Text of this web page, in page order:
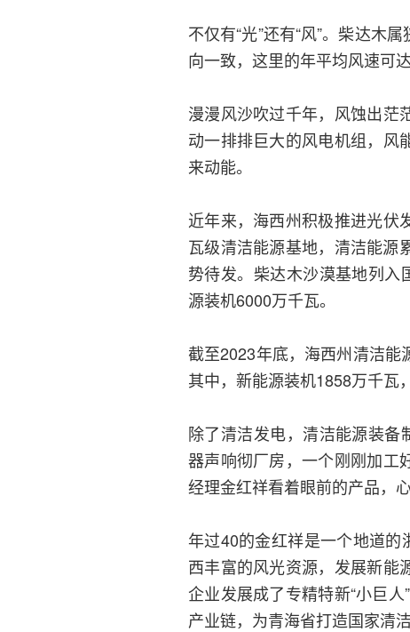
不仅有“光”还有“风”。柴达木
向一致，这里的年平均风速可
漫漫风沙吹过千年，风蚀出茫
动一排排巨大的风电机组，风
来动能。
近年来，海西州积极推进光伏
瓦级清洁能源基地，清洁能源
势待发。柴达木沙漠基地列入
源装机6000万千瓦。
截至2023年底，海西州清洁能
其中，新能源装机1858万千瓦
除了清洁发电，清洁能源装备
器声响彻厂房，一个刚刚加工
经理金红祥看着眼前的产品，
年过40的金红祥是一个地道
西丰富的风光资源，发展新能
企业发展成了专精特新“小巨
产业链，为青海省打造国家清